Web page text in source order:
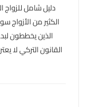
دليل شامل للزواج
الكثير من الأزواج
الذين يخططون
القانون التركي لا